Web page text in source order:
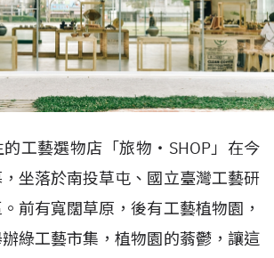
工藝選物店「旅物・SHOP」在今
坐落於南投草屯、國立臺灣工藝研
前有寬闊草原，後有工藝植物園，
綠工藝市集，植物園的蓊鬱，讓這